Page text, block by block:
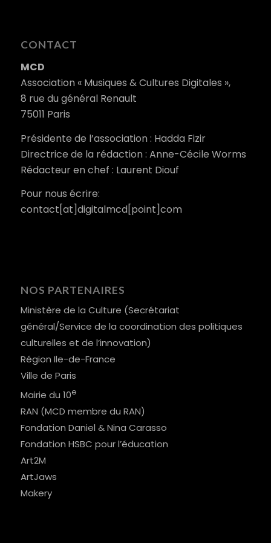
CONTACT
MCD
Association « Musiques & Cultures Digitales »,
8 rue du général Renault
75011 Paris
Présidente de l’association : Hadda Fizir
Directrice de la rédaction : Anne-Cécile Worms
Rédacteur en chef : Laurent Diouf
Pour nous écrire:
contact[at]digitalmcd[point]com
NOS PARTENAIRES
Ministère de la Culture (Secrétariat
général/Service de la coordination des politiques
culturelles et de l’innovation)
Région Ile-de-France
Ville de Paris
Mairie du 10e
RAN (MCD membre du RAN)
Fondation Daniel & Nina Carasso
Fondation HSBC pour l’éducation
Art2M
ArtJaws
Makery